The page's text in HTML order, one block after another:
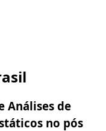
Análises de
no pós